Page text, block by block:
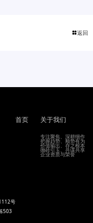
返回
号
503
首页 关于我们
专注聚焦、深耕细作
把握趋势、顺势有为
价值输出、存之根本
抛砖引玉、共谋共享
企业资质与荣誉